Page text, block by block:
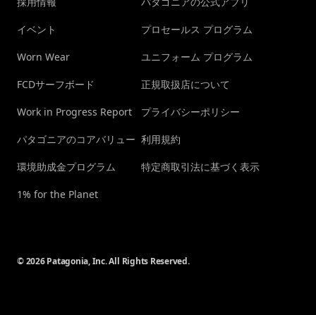
イベント
Worn Wear
FCDサーフボード
Work in Progress Report
パタゴニアのコアバリュー
環境助成金プログラム
1% for the Planet
プロセールス プログラム
ユニフォーム プログラム
正規取扱店について
プライバシーポリシー
利用規約
特定商取引法に基づく表示
© 2026 Patagonia, Inc. All Rights Reserved.